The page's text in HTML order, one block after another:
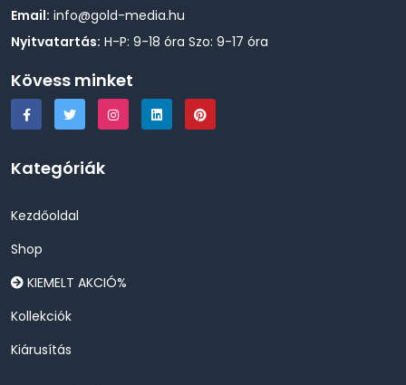
Email: info@gold-media.hu
Nyitvatartás: H-P: 9-18 óra Szo: 9-17 óra
Kövess minket
Kategóriák
Kezdőoldal
Shop
KIEMELT AKCIÓ%
Kollekciók
Kiárusítás